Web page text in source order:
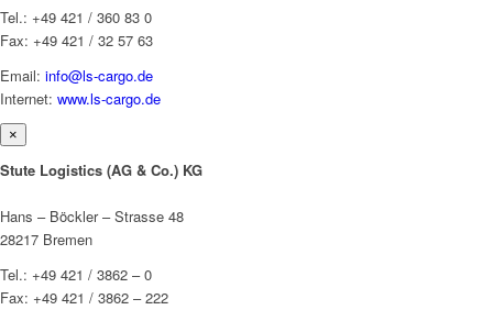
Tel.: +49 421 / 360 83 0
Fax: +49 421 / 32 57 63
Email: info@ls-cargo.de
Internet: www.ls-cargo.de
×
Stute Logistics (AG & Co.) KG
Hans – Böckler – Strasse 48
28217 Bremen
Tel.: +49 421 / 3862 – 0
Fax: +49 421 / 3862 – 222